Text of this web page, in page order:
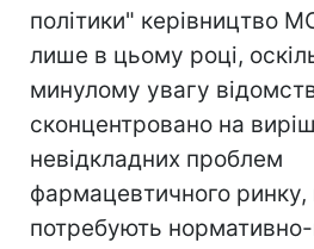
політики" керівництво
лише в цьому році,
минулому увагу
сконцентровано на
невідкладних проблем
фармацевтичного
потребують